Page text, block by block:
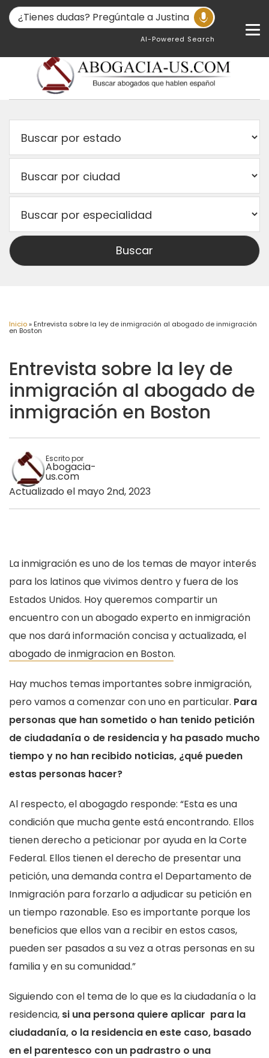
AI-Powered Search
Inicio» Entrevista sobre la ley de inmigración al abogado de inmigración
en Boston
Entrevista sobre la ley de
inmigración al abogado de
inmigración en Boston
Escrito por
Abogacia-
us.com
Actualizado el mayo 2nd, 2023
La inmigración es uno de los temas de mayor interés
para los latinos que vivimos dentro y fuera de los
Estados Unidos. Hoy queremos compartir un
encuentro con un abogado experto en inmigración
que nos dará información concisa y actualizada, el
abogado de inmigracion en Boston.
Hay muchos temas importantes sobre inmigración,
pero vamos a comenzar con uno en particular. Para
personas que han sometido o han tenido petición
de ciudadanía o de residencia y ha pasado mucho
tiempo y no han recibido noticias, ¿qué pueden
estas personas hacer?
Al respecto, el abogagdo responde: “Esta es una
condición que mucha gente está encontrando. Ellos
tienen derecho a peticionar por ayuda en la Corte
Federal. Ellos tienen el derecho de presentar una
petición, una demanda contra el Departamento de
Inmigración para forzarlo a adjudicar su petición en
un tiempo razonable. Eso es importante porque los
beneficios que ellos van a recibir en estos casos,
pueden ser pasados a su vez a otras personas en su
familia y en su comunidad.”
Siguiendo con el tema de lo que es la ciudadanía o la
residencia, si una persona quiere aplicar para la
ciudadanía, o la residencia en este caso, basado
en el parentesco con un padrastro o una